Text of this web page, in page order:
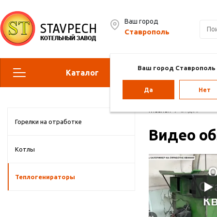
Ваш город
Ставрополь
Ваш город Ставрополь
Да Нет
Каталог
Отопительные котлы
Сервис
Горелки на отработке
Котлы
Теплогенираторы
Видео